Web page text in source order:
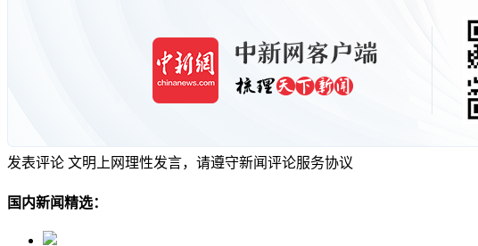
发表评论 文明上网理性发言，请遵守新闻评论服务协议
国内新闻精选：